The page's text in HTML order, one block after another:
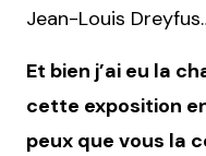
Jean-Louis
Et bien j’ai eu la
cette exposition
peux que vous la